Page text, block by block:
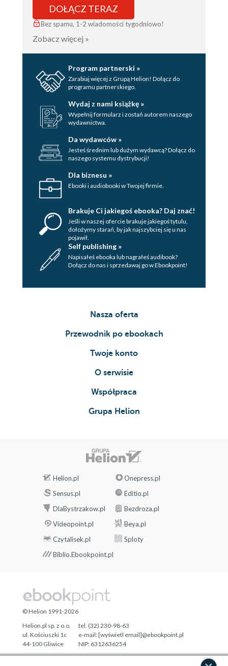
DOŁĄCZ TERAZ
Bez spamu, 1-2 wiadomości tygodniowo!
Zobacz więcej »
Program partnerski »
Zarabiaj więcej z Grupą Helion! Dołącz do
programu partnerskiego.
Wydaj z nami książkę »
Wypełnij formularz i zostań autorem naszego
wydawnictwa.
Da wydawców »
Jesteś średnim lub dużym wydawcą? Dołącz do
naszego systemu dystrybucji!
Dla biznesu »
Ebooki i audiobooki w Twojej firmie.
Brakuje Ci jakiegoś ebooka? Daj znać!
Jeśli w naszej ofercie brakuje jakiegoś tytulu,
dołożymy starań, by jak najszybciej się u nas
pojawił.
Self publishing »
Napisałeś ebooka lub nagrałeś audibook?
Dołącz do nas i sprzedawaj go w Ebookpoint!
Nasza oferta
Przewodnik po ebookach
Twoje konto
O serwisie
Współpraca
Grupa Helion
Helion.pl
Onepress.pl
Sensus.pl
Editio.pl
DlaBystrzakow.pl
Bezdroza.pl
Videopoint.pl
Beya.pl
Czytalisek.pl
Sploty
Biblio.Ebookpoint.pl
© Helion 1991-2026
Helion.pl sp. z o.o.
ul. Kościuszki 1c
44-100 Gliwice
tel. (32) 230-98-63
e-mail:[wyświetl email]@ebookpoint.pl
NIP: 6312636254
Regon: 241989027